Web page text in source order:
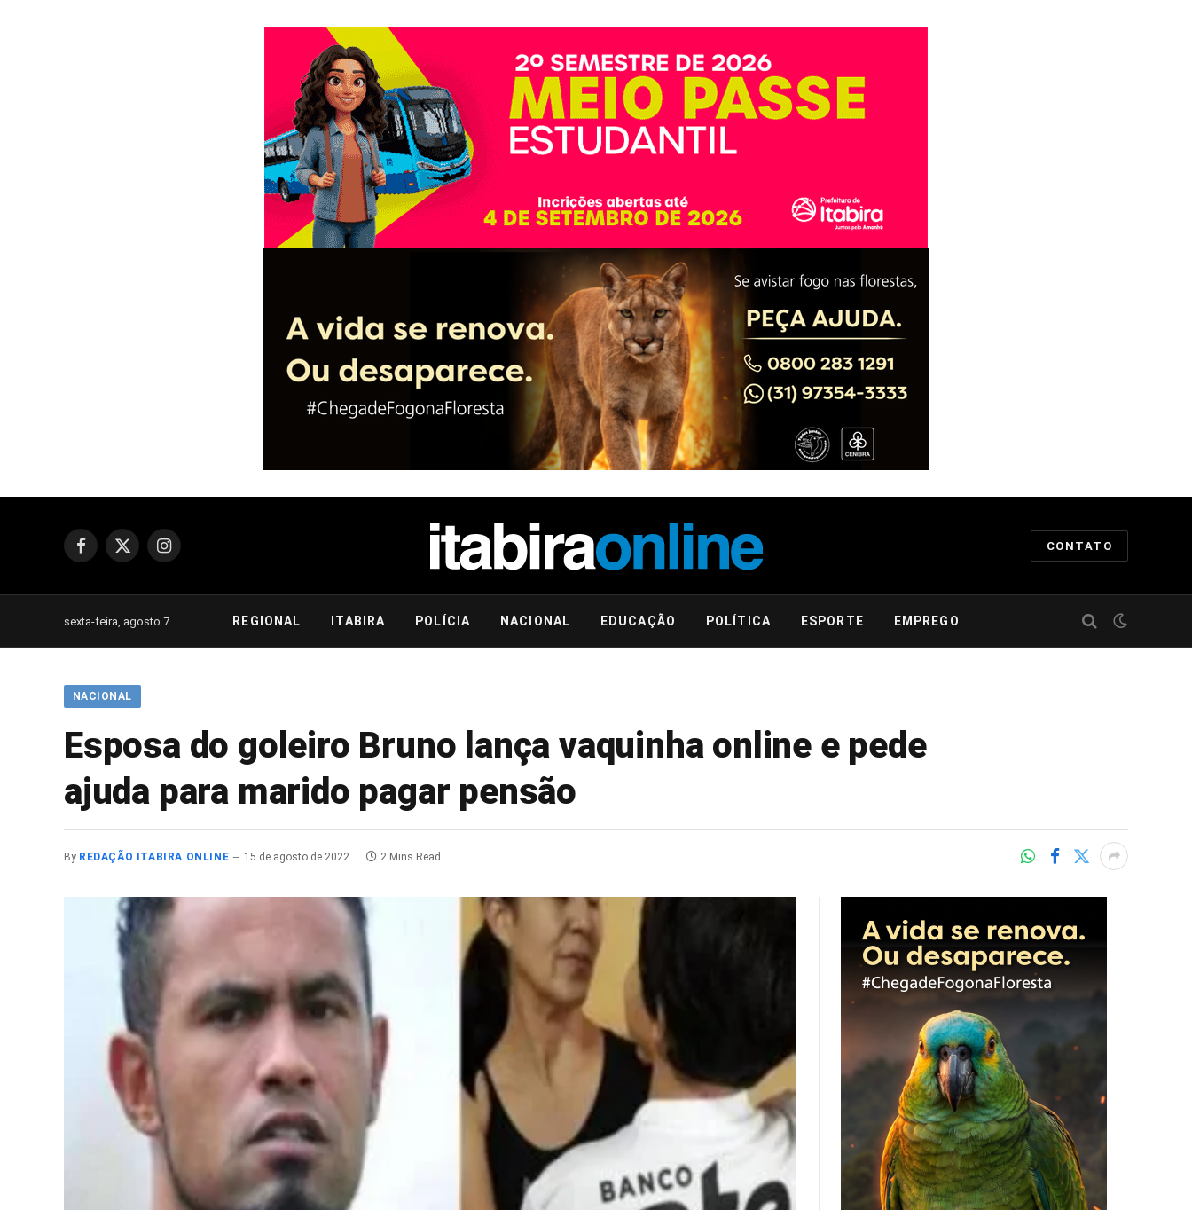
Facebook
X
Instagram
CONTATO
sexta-feira, agosto 7 REGIONAL ITABIRA POLÍCIA NACIONAL EDUCAÇÃO POLÍTICA ESPORTE EMPREGO
NACIONAL
Esposa do goleiro Bruno lança vaquinha online e pede
ajuda para marido pagar pensão
By REDAÇÃO ITABIRA ONLINE 15 de agosto de 2022 2 Mins Read